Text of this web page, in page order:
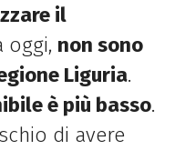
il
oggi, non sono
Liguria.
è più basso.
di avere